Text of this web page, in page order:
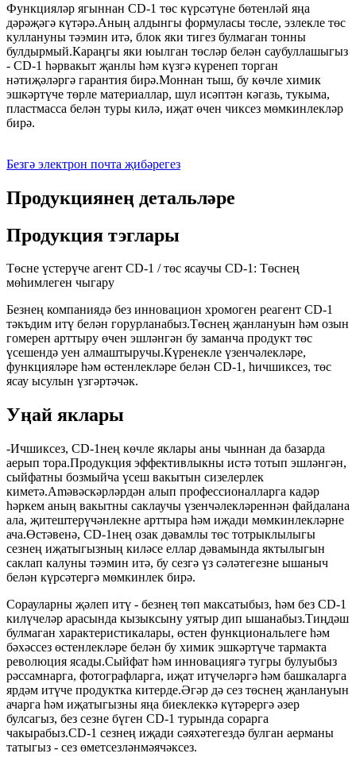
Функцияләр ягыннан CD-1 төс күрсәтүне бөтенләй яңа
дәрәҗәгә күтәрә.Аның алдынгы формуласы төсле, эзлекле төс
куллануны тәэмин итә, блок яки тигез булмаган тонны
булдырмый.Караңгы яки юылган төсләр белән саубуллашыгыз
- CD-1 һәрвакыт җанлы һәм күзгә күренеп торган
нәтиҗәләргә гарантия бирә.Моннан тыш, бу көчле химик
эшкәртүче төрле материаллар, шул исәптән кәгазь, тукыма,
пластмасса белән туры килә, иҗат өчен чиксез мөмкинлекләр
бирә.
Безгә электрон почта җибәрегез
Продукциянең детальләре
Продукция тэглары
Төсне үстерүче агент CD-1 / төс ясаучы CD-1: Төснең
мөһимлеген чыгару
Безнең компаниядә без инновацион хромоген реагент CD-1
тәкъдим итү белән горурланабыз.Төснең җанлануын һәм озын
гомерен арттыру өчен эшләнгән бу заманча продукт төс
үсешендә уен алмаштыручы.Күренекле үзенчәлекләре,
функцияләре һәм өстенлекләре белән CD-1, һичшиксез, төс
ясау ысулын үзгәртәчәк.
Уңай яклары
-Ичшиксез, CD-1нең көчле яклары аны чыннан да базарда
аерып тора.Продукция эффективлыкны истә тотып эшләнгән,
сыйфатны бозмыйча үсеш вакытын сизелерлек
киметә.Amәвәскәрләрдән алып профессионалларга кадәр
һәркем аның вакытны саклаучы үзенчәлекләреннән файдалана
ала, җитештерүчәнлекне арттыра һәм иҗади мөмкинлекләрне
ача.Өстәвенә, CD-1нең озак дәвамлы төс тотрыклылыгы
сезнең иҗатыгызның киләсе еллар дәвамында яктылыгын
саклап калуны тәэмин итә, бу сезгә үз сәләтегезне ышаныч
белән күрсәтергә мөмкинлек бирә.
Сорауларны җәлеп итү - безнең төп максатыбыз, һәм без CD-1
килүчеләр арасында кызыксыну уятыр дип ышанабыз.Тиңдәш
булмаган характеристикалары, өстен функциональлеге һәм
бәхәссез өстенлекләре белән бу химик эшкәртүче тармакта
революция ясады.Сыйфат һәм инновациягә тугры булуыбыз
рәссамнарга, фотографларга, иҗат итүчеләргә һәм башкаларга
ярдәм итүче продуктка китерде.Әгәр дә сез төснең җанлануын
ачарга һәм иҗатыгызны яңа биеклеккә күтәрергә әзер
булсагыз, без сезне бүген CD-1 турында сорарга
чакырабыз.CD-1 сезнең иҗади сәяхәтегездә булган аерманы
татыгыз - сез өметсезләнмәячәксез.